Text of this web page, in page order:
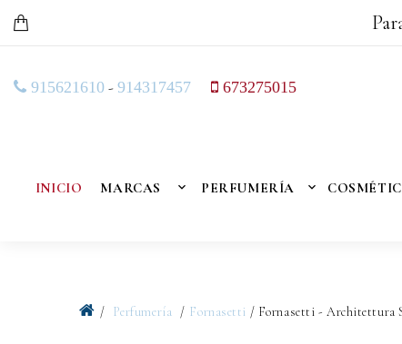
915621610 - 914317457 673275015
INICIO MARCAS PERFUMERÍA
Perfumería Fornasetti / Fornasetti - Architettura